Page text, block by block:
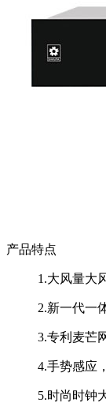
产品特点
1.大风量大
2.新一代一
3.专利麦芒
4.手势感应
5.时尚时钟